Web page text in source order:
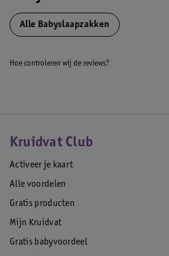
Alle Babyslaapzakken
Hoe controleren wij de reviews?
Kruidvat Club
Activeer je kaart
Alle voordelen
Gratis producten
Mijn Kruidvat
Gratis babyvoordeel